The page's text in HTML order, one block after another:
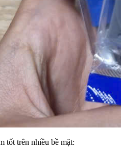
tốt trên nhiều bề mặt: